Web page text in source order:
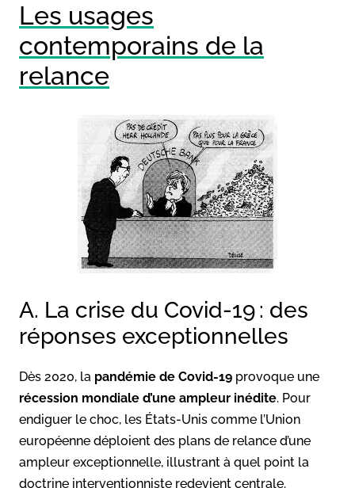
Les usages
contemporains de la
relance
A. La crise du Covid-19 : des
réponses exceptionnelles
Dès 2020, la pandémie de Covid-19 provoque une
récession mondiale d’une ampleur inédite. Pour
endiguer le choc, les États-Unis comme l’Union
européenne déploient des plans de relance d’une
ampleur exceptionnelle, illustrant à quel point la
doctrine interventionniste redevient centrale.